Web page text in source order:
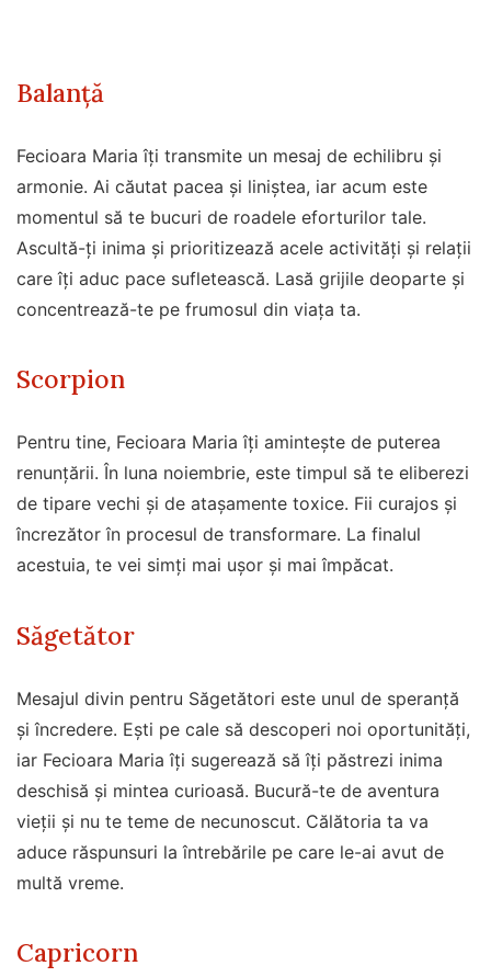
Balanță
Fecioara Maria îți transmite un mesaj de echilibru și
armonie. Ai căutat pacea și liniștea, iar acum este
momentul să te bucuri de roadele eforturilor tale.
Ascultă-ți inima și prioritizează acele activități și relații
care îți aduc pace sufletească. Lasă grijile deoparte și
concentrează-te pe frumosul din viața ta.
Scorpion
Pentru tine, Fecioara Maria îți amintește de puterea
renunțării. În luna noiembrie, este timpul să te eliberezi
de tipare vechi și de atașamente toxice. Fii curajos și
încrezător în procesul de transformare. La finalul
acestuia, te vei simți mai ușor și mai împăcat.
Săgetător
Mesajul divin pentru Săgetători este unul de speranță
și încredere. Ești pe cale să descoperi noi oportunități,
iar Fecioara Maria îți sugerează să îți păstrezi inima
deschisă și mintea curioasă. Bucură-te de aventura
vieții și nu te teme de necunoscut. Călătoria ta va
aduce răspunsuri la întrebările pe care le-ai avut de
multă vreme.
Capricorn